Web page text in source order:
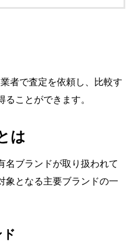
者で査定を依頼し、比較す
ことができます。
は
名ブランドが取り扱われて
象となる主要ブランドの一